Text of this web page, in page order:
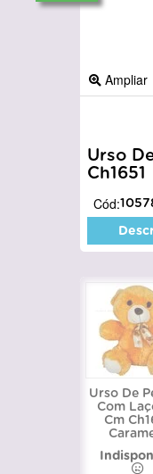
Ampliar
Urso
Ch1651
Cód:
Urso De
Com
Cm